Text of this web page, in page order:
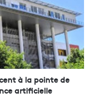
à la pointe de
artificielle